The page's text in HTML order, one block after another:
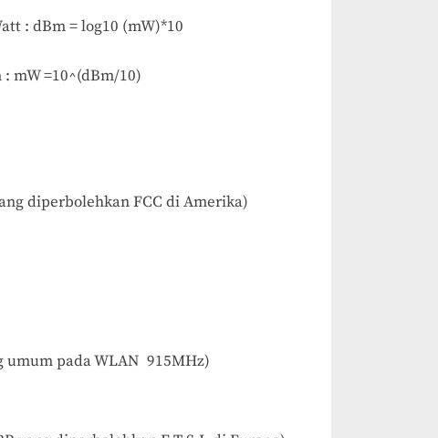
: dBm = log10 (mW)*10
mW =10^(dBm/10)
diperbolehkan FCC di Amerika)
umum pada WLAN 915MHz)